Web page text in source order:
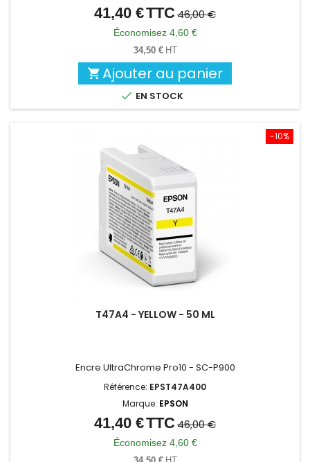
Prix
Prix
de
base
41,40 €TTC46,00 €
Économisez 4,60 €
34,50 € HT
 Ajouter au panier
 EN STOCK
-10%
T47A4 - YELLOW - 50 ML
Encre UltraChrome Pro10 - SC-P900
Référence: EPST47A400
Marque: EPSON
Prix
Prix
de
base
41,40 €TTC46,00 €
Économisez 4,60 €